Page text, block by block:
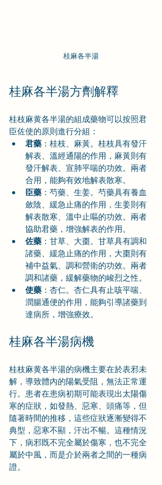
桂麻各半湯
桂麻各半湯方劑解釋
桂枝麻黄各半湯的組成藥物可以按照君
臣佐使的原則進行分組：
君藥 ：桂枝、麻黃。桂枝具有發汗
解表、溫經通陽的作用，麻黃則有
發汗解表、宣肺平喘的功效。兩者
合用，能夠有效地解表散寒。
臣藥 ：芍藥、生姜。芍藥具有養血
斂陰、緩急止痛的作用，生姜則有
解表散寒、溫中止嘔的功效。兩者
協助君藥，增強解表的作用。
佐藥 ：甘草、大棗。甘草具有調和
諸藥、緩急止痛的作用，大棗則有
補中益氣、調和營衛的功效。兩者
調和諸藥，緩解藥物的峻烈之性。
使藥 ：杏仁。杏仁具有止咳平喘、
潤腸通便的作用，能夠引導諸藥到
達病所，增強療效。
桂麻各半湯病機
桂枝麻黄各半湯的病機主要在於表邪未
解，導致體內的陽氣受阻，無法正常運
行。患者在患病初期可能表現出太陽傷
寒的症狀，如發熱、惡寒、頭痛等，但
隨著時間的推移，這些症狀逐漸變得不
典型，惡寒不顯，汗出不暢。這種情況
下，病邪既不完全屬於傷寒，也不完全
屬於中風，而是介於兩者之間的一種病
證。